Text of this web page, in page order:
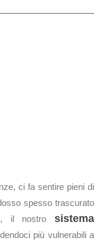
ci fa sentire pieni di
spesso trascurato
il nostro sistema
più vulnerabili a